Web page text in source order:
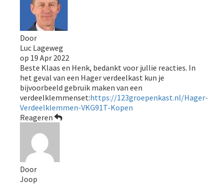
Door
Luc Lageweg
op 19 Apr 2022
Beste Klaas en Henk, bedankt voor jullie reacties. In
het geval van een Hager verdeelkast kun je
bijvoorbeeld gebruik maken van een
verdeelklemmenset:https://123groepenkast.nl/Hager-
Verdeelklemmen-VKG91T-Kopen
Reageren
Door
Joop